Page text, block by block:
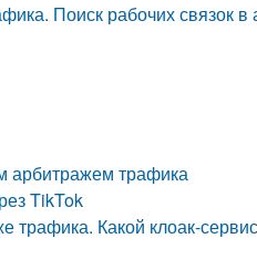
Поиск рабочих связок
арбитражем трафика
TikTok
трафика. Какой клоак-